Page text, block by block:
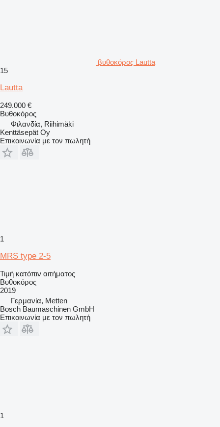
βυθοκόρος Lautta
15
Lautta
249.000 €
Βυθοκόρος
Φιλανδία, Riihimäki
Kenttäsepät Oy
Επικοινωνία με τον πωλητή
1
MRS type 2-5
Τιμή κατόπιν αιτήματος
Βυθοκόρος
2019
Γερμανία, Metten
Bosch Baumaschinen GmbH
Επικοινωνία με τον πωλητή
1